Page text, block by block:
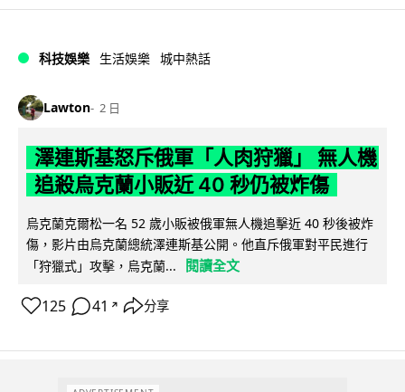
科技娛樂 生活娛樂 城中熱話
Lawton 2 日
澤連斯基怒斥俄軍「人肉狩獵」 無人機
追殺烏克蘭小販近 40 秒仍被炸傷
烏克蘭克爾松一名 52 歲小販被俄軍無人機追擊近 40 秒後被炸
傷，影片由烏克蘭總統澤連斯基公開。他直斥俄軍對平民進行
「狩獵式」攻擊，烏克蘭...
閱讀全文
125 41 ↗ 分享